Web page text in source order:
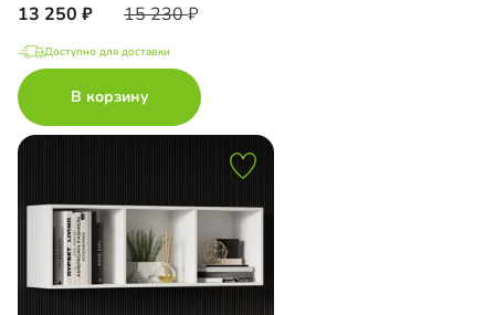
13 250 15 230
Доступно для доставки
В корзину